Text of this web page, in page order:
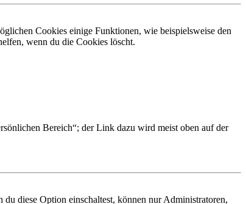
Cookies einige Funktionen, wie beispielsweise den
wenn du die Cookies löscht.
Bereich“; der Link dazu wird meist oben auf der
diese Option einschaltest, können nur Administratoren,